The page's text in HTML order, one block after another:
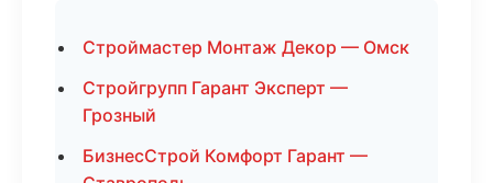
Строймастер Монтаж Декор — Омск
Стройгрупп Гарант Эксперт —
Грозный
БизнесСтрой Комфорт Гарант —